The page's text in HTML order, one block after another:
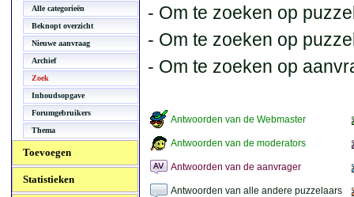
Alle categorieën
Beknopt overzicht
Nieuwe aanvraag
Archief
Zoek
Inhoudsopgave
Forumgebruikers
Thema
Toevoegen
Statistieken
- Om te zoeken op
- Om te zoeken op
- Om te zoeken op
Antwoorden van de Webmaster
Antwoorden van de moderators
Antwoorden van de aanvrager
Antwoorden van alle andere puzzelaars